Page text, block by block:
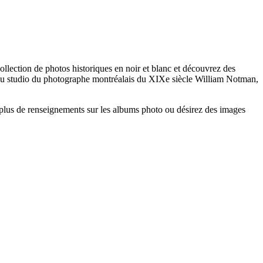
de photos historiques en noir et blanc et découvrez des
studio du photographe montréalais du XIXe siècle William Notman,
de renseignements sur les albums photo ou désirez des images